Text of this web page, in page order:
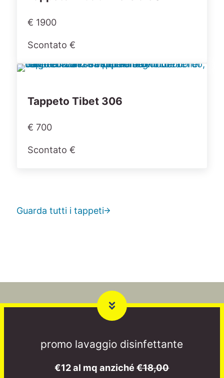
€ 1900
Scontato €
Tappeto Tibet 306
€ 700
Scontato €
Guarda tutti i tappeti
promo lavaggio disinfettante
€12 al mq anziché€18,00